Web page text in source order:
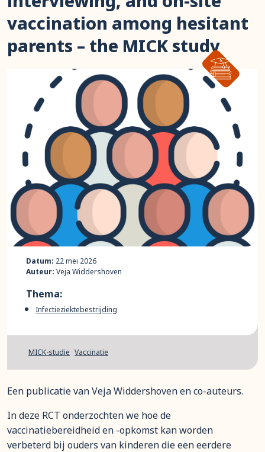
vaccination among hesitant
parents – the MICK study
Een publicatie van Veja Widdershoven en co-auteurs.
In deze RCT onderzochten we hoe de
vaccinatiebereidheid en -opkomst kan worden
verbeterd bij ouders van kinderen die een eerdere
Datum: 22 mei 2026
Auteur: Veja Widdershoven
Thema:
Infectieziektebestrijding
MICK-studie Vaccinatie